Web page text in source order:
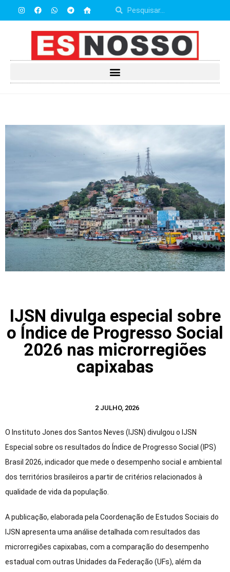
IJSN divulga especial sobre
o Índice de Progresso Social
2026 nas microrregiões
capixabas
2 JULHO, 2026
O Instituto Jones dos Santos Neves (IJSN) divulgou o IJSN
Especial sobre os resultados do Índice de Progresso Social (IPS)
Brasil 2026, indicador que mede o desempenho social e ambiental
dos territórios brasileiros a partir de critérios relacionados à
qualidade de vida da população.
A publicação, elaborada pela Coordenação de Estudos Sociais do
IJSN apresenta uma análise detalhada com resultados das
microrregiões capixabas, com a comparação do desempenho
estadual com outras Unidades da Federação (UFs), além da